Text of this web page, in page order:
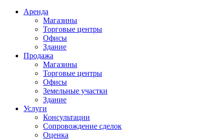
Аренда
Магазины
Торговые центры
Офисы
Здание
Продажа
Магазины
Торговые центры
Офисы
Земельные участки
Здание
Услуги
Консультации
Сопровождение сделок
Оценка